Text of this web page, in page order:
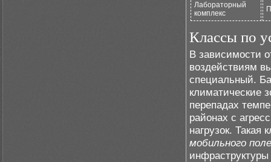
Лабораторный
комплекс
Классы по
В зависимости
воздействиям
специальный.
климатические
перепадах
районах с
нагрузок. Такая
мобильного